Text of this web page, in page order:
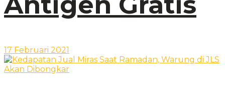
17 Februari 2021